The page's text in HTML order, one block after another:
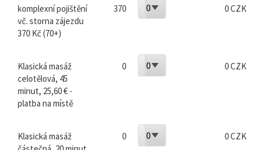
komplexní pojištění
vč. storna zájezdu
370 Kč (70+)
370 0 0 CZK
Klasická masáž
celotělová, 45
minut, 25,60 € -
platba na místě
0 0 0 CZK
Klasická masáž
0 0 0 CZK